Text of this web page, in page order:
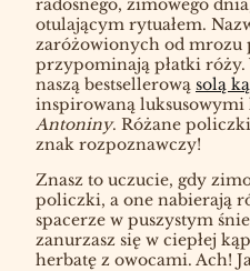
radosnego, zimowego
otulającym rytuałem.
zaróżowionych od mrozu
przypominają płatki róży.
naszą bestsellerową solą
inspirowaną
Antoniny. Różane
znak rozpoznawczy!
Znasz to uczucie, gdy
policzki, a one nabierają
spacerze w puszystym
zanurzasz się w ciepłej
herbatę z owocami. Ach!